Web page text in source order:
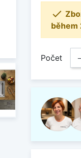

během
Počet −